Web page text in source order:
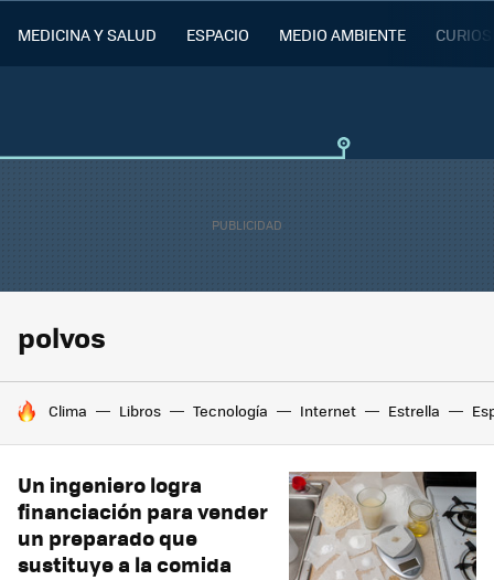
MEDICINA Y SALUD ESPACIO MEDIO AMBIENTE
polvos
HOY SE HABLA DE
Clima Libros Tecnología Internet Estrella
Un ingeniero logra
financiación para vender
un preparado que
sustituye a la comida